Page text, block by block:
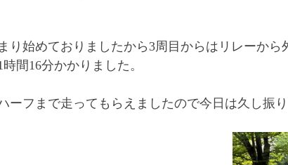
り始めておりましたから3周目からはリレーから
間16分かかりました。
ーフまで走ってもらえましたので今日は久し振